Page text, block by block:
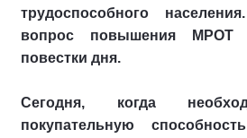
трудоспособного
вопрос повышения МРОТ
повестки дня.
Сегодня, когда
покупательную